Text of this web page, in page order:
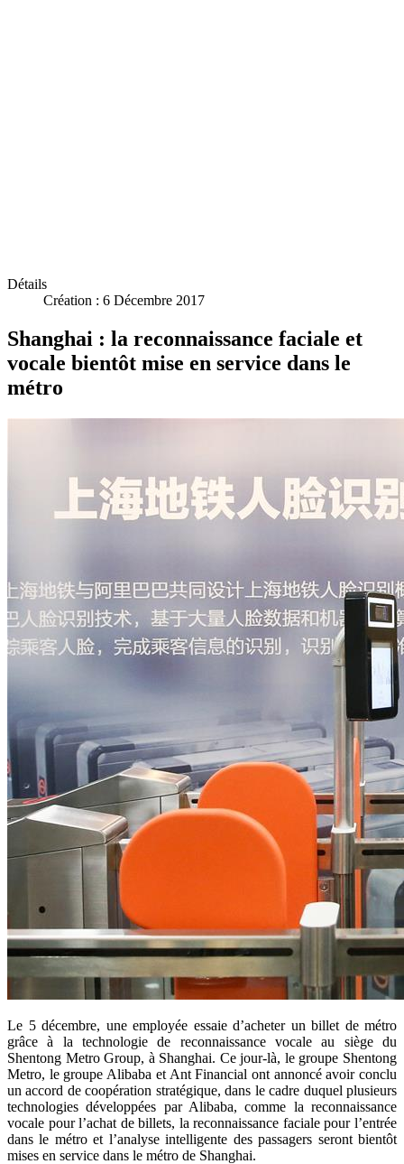
Détails
Création : 6 Décembre 2017
Shanghai : la reconnaissance faciale et
vocale bientôt mise en service dans le
métro
Le 5 décembre, une employée essaie d’acheter un billet de métro
grâce à la technologie de reconnaissance vocale au siège du
Shentong Metro Group, à Shanghai. Ce jour-là, le groupe Shentong
Metro, le groupe Alibaba et Ant Financial ont annoncé avoir conclu
un accord de coopération stratégique, dans le cadre duquel plusieurs
technologies développées par Alibaba, comme la reconnaissance
vocale pour l’achat de billets, la reconnaissance faciale pour l’entrée
dans le métro et l’analyse intelligente des passagers seront bientôt
mises en service dans le métro de Shanghai.